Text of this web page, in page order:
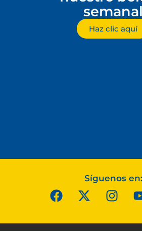
semanal
Haz clic aquí
Síguenos en: